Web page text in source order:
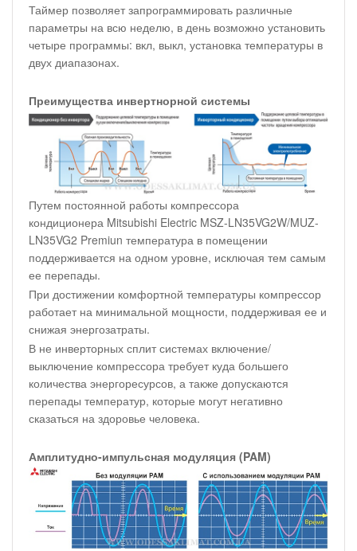
Таймер позволяет запрограммировать различные
параметры на всю неделю, в день возможно установить
четыре программы: вкл, выкл, установка температуры в
двух диапазонах.
Преимущества инвертнорной системы
Путем постоянной работы компрессора
кондиционера Mitsubishi Electric MSZ-LN35VG2W/MUZ-
LN35VG2 Premiun температура в помещении
поддерживается на одном уровне, исключая тем самым
ее перепады.
При достижении комфортной температуры компрессор
работает на минимальной мощности, поддерживая ее и
снижая энергозатраты.
В не инверторных сплит системах включение/
выключение компрессора требует куда большего
количества энергоресурсов, а также допускаются
перепады температур, которые могут негативно
сказаться на здоровье человека.
Амплитудно-импульсная модуляция (PAM)